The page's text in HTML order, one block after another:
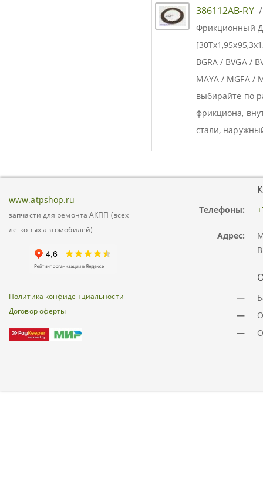
386112AB-RY
Фрикционный
BGRA / BVGA /
MAYA / MGFA
выбирайте по
фрикциона,
стали,
www.atpshop.ru
запчасти для ремонта АКПП (всех
легковых автомобилей)
Политика конфиденциальности
Договор оферты
Телефоны:
Адрес:
—
—
—